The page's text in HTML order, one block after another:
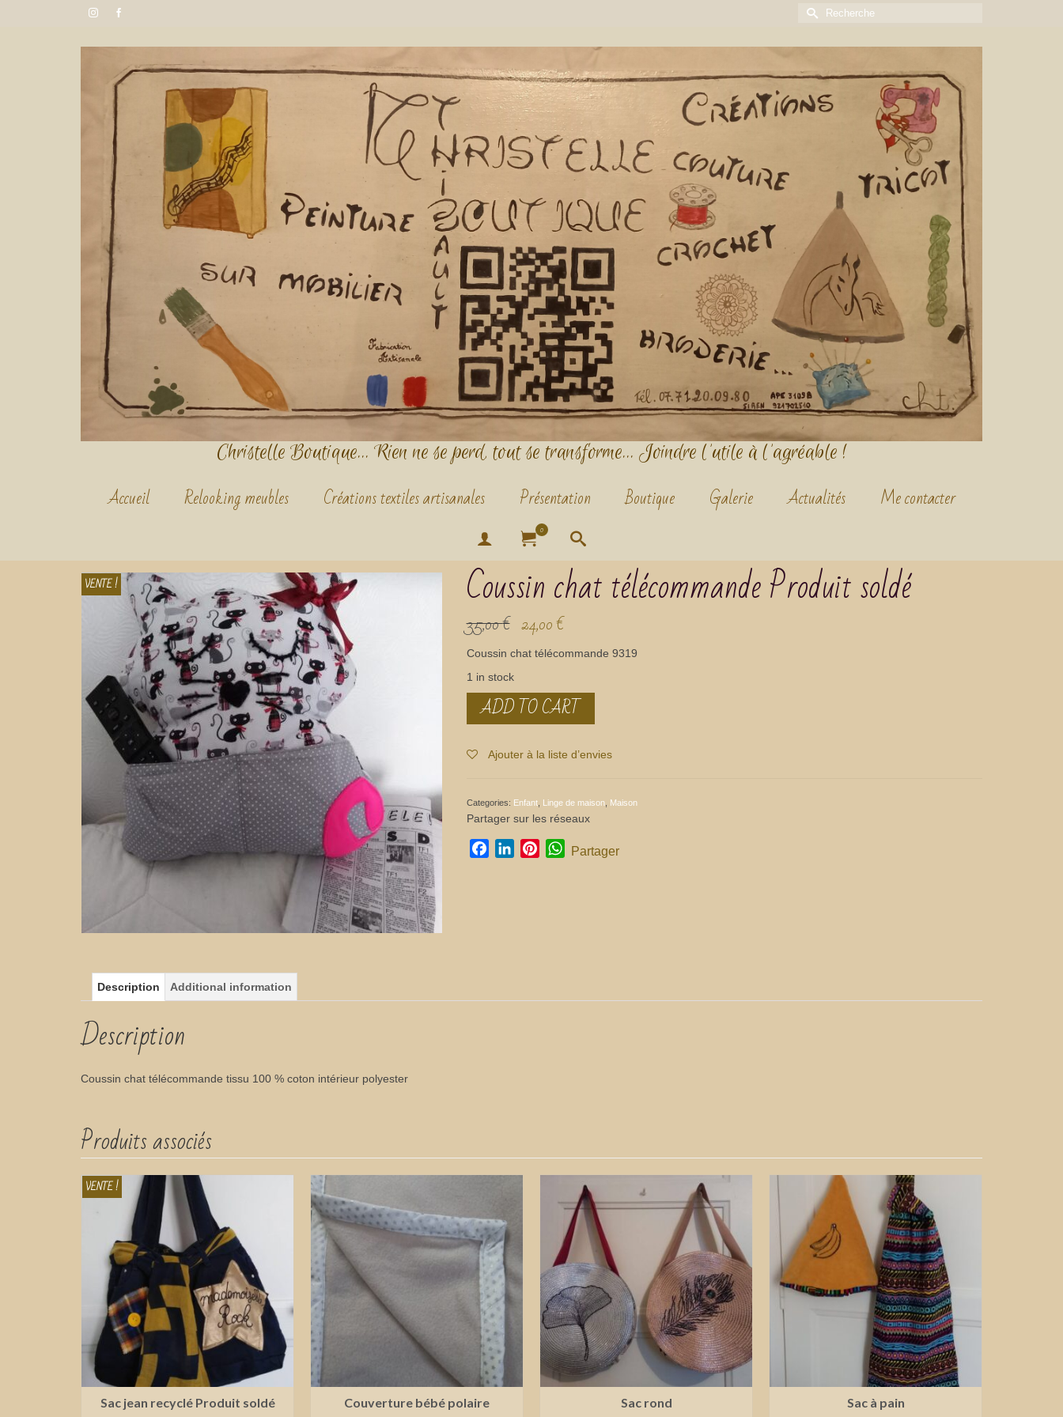
Rechercher :
Christelle Boutique... Rien ne se perd, tout se transforme... Joindre l'utile à l'agréable !
Accueil Relooking meubles Créations textiles artisanales Présentation Boutique Galerie Actualités Me contacter
0
VENTE ! Coussin chat télécommande Produit soldé
35,00€ 24,00€
Coussin chat télécommande 9319
1 in stock
Coussin
chat
Produit
soldé
ADD TO CART
Ajouter à la liste d’envies
Categories: Enfant, Linge de maison, Maison
Partager sur les réseaux
FacebookLinkedInPinterestWhatsApp
Partager
Description Additional information
Description
Coussin chat télécommande tissu 100 % coton intérieur polyester
Produits associés
VENTE !
Sac jean recyclé Produit soldé Couverture bébé polaire Sac rond Sac à pain